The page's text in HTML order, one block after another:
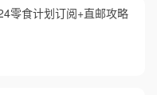
零食计划订阅+直邮攻略